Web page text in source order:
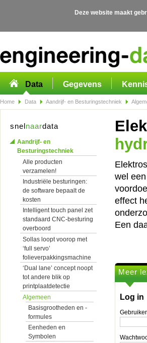
Deze website maakt
Data Gegevens
Home Data Aandrijf- en Besturingstechniek
snelnaardata
Aandrijf- en
Besturingstechniek
Alle producten
verzamelen!
Industriële besturingen:
de software bepaalt de
kosten
Intelligent touch panel zet
standaard CNC-besturing
overboord
Sollas loopt voorop met
‘full servo’
folieverpakkingsmachine
‘Dual lane’ concept noopt
tot andere blik op
printplaatdetectie
Algemeen
Basisgrootheden en -
formules
Eenheden en
Symbolen
wel
effect
Een
Meer
Log in